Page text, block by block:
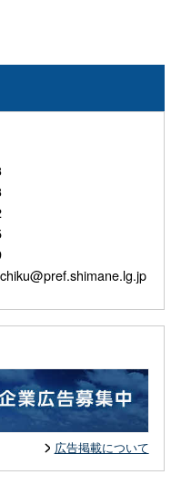
広告掲載について